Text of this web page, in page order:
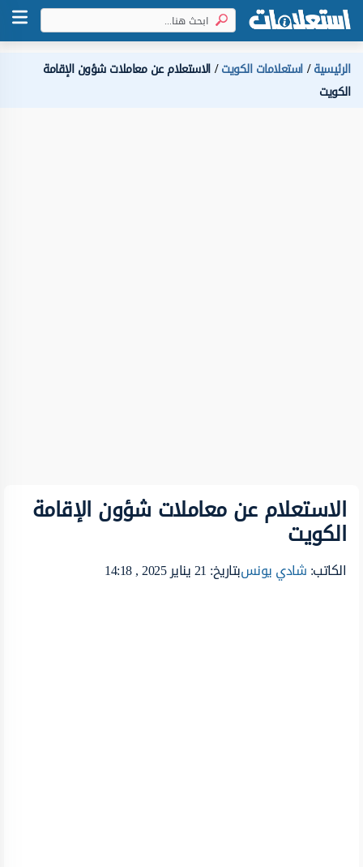
الرئيسية استعلامات الكويت الاستعلام عن معاملات شؤون الإقامة
الكويت
الاستعلام عن معاملات شؤون الإقامة
الكويت
الكاتب:شادي يونسبتاريخ: 21 يناير 2025 , 14:18